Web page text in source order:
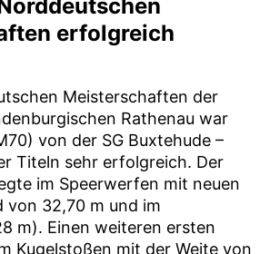
erfolgreich
Meisterschaften der
Rathenau war
von der SG Buxtehude –
Titeln sehr erfolgreich. Der
im Speerwerfen mit neuen
von 32,70 m und im
m). Einen weiteren ersten
Kugelstoßen mit der Weite von